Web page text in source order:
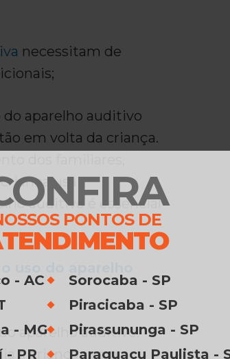
PONTOS DE
- AC
- MG
- PR
Sorocaba - SP
Piracicaba - SP
Pirassununga - SP
Paraguaçu Paulista -
necessitam de
do aparelho auditivo
em volta da criança.
dos familiares,
usa
auditivo é essencial
uso do aparelho
aparelho auditivo.
a criança usa o